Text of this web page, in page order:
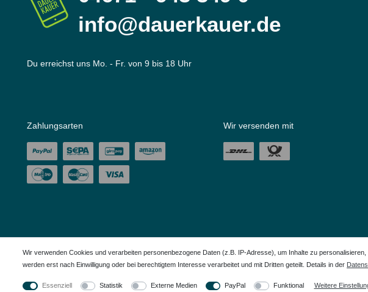
info@dauerkauer.de
Du erreichst uns Mo. - Fr. von 9 bis 18 Uhr
Zahlungsarten Wir versenden mit
Alle in den Webseiten erwähnten Geräte- und Zubehörbezeichnungen dienen lediglich der Anwendungshilfe. Alle
Wir verwenden Cookies und verarbeiten personenbezogene Daten (z.B. IP-Adresse), um Inhalte zu
werden erst nach Einwilligung oder bei berechtigtem Interesse verarbeitet und mit Dritten geteilt. Details in der
Essenziell Statistik Externe Medien PayPal Funktional Weitere